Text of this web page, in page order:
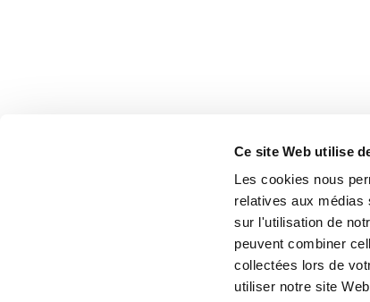
Ce site Web utilise
Les cookies nous
relatives aux médias
sur l'utilisation de
peuvent combiner
collectées lors de
utiliser notre site